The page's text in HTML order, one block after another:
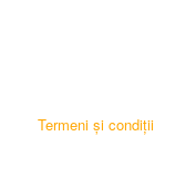
Termeni și condiții